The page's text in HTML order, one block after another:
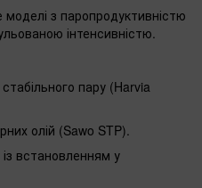
з паропродуктивністю
інтенсивністю.
пару (Harvia
олій (Sawo STP).
встановленням у